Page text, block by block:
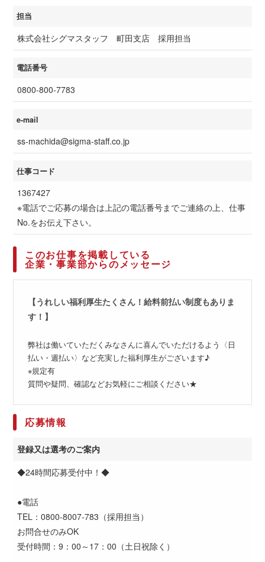
担当
株式会社シグマスタッフ 町田支店 採用担当
電話番号
0800-800-7783
e-mail
ss-machida@sigma-staff.co.jp
仕事コード
1367427
※電話でご応募の場合は上記の電話番号までご連絡の上、仕事
No.をお伝え下さい。
このお仕事を掲載している
企業・事業部からのメッセージ
【うれしい福利厚生たくさん！給料前払い制度もありま
す！】
弊社は働いていただくみなさんに喜んでいただけるよう〈日
払い・週払い〉など充実した福利厚生がございます♪
※規定有
質問や疑問、確認などお気軽にご相談ください★
応募情報
登録又は選考のご案内
◆24時間応募受付中！◆
●電話
TEL：0800-8007-783（採用担当）
お問合せのみOK
受付時間：9：00～17：00（土日祝除く）